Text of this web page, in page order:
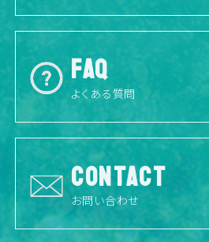
FAQ
よくある質問
CONTACT
お問い合わせ